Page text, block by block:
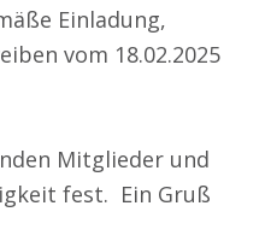
Einladung,
vom 18.02.2025
Mitglieder und
fest. Ein Gruß